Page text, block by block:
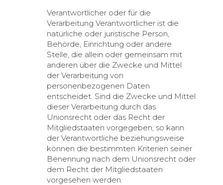
Verantwortlicher oder für die
Verarbeitung Verantwortlicher ist die
natürliche oder juristische Person,
Behörde, Einrichtung oder andere
Stelle, die allein oder gemeinsam mit
anderen über die Zwecke und Mittel
der Verarbeitung von
personenbezogenen Daten
entscheidet. Sind die Zwecke und Mittel
dieser Verarbeitung durch das
Unionsrecht oder das Recht der
Mitgliedstaaten vorgegeben, so kann
der Verantwortliche beziehungsweise
können die bestimmten Kriterien seiner
Benennung nach dem Unionsrecht oder
dem Recht der Mitgliedstaaten
vorgesehen werden.